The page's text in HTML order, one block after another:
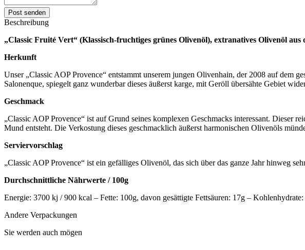
Post senden
Beschreibung
„Classic Fruité Vert“ (Klassisch-fruchtiges grünes Olivenöl), extranatives Olivenöl
Herkunft
Unser „Classic AOP Provence“ entstammt unserem jungen Olivenhain, der 2008 auf dem
Salonenque, spiegelt ganz wunderbar dieses äußerst karge, mit Geröll übersähte Gebiet
Geschmack
„Classic AOP Provence“ ist auf Grund seines komplexen Geschmacks interessant. Dieser
Mund entsteht. Die Verkostung dieses geschmacklich äußerst harmonischen Olivenöls
Serviervorschlag
„Classic AOP Provence“ ist ein gefälliges Olivenöl, das sich über das ganze Jahr hinweg
Durchschnittliche Nährwerte / 100g
Energie: 3700 kj / 900 kcal – Fette: 100g, davon gesättigte Fettsäuren: 17g –
Andere Verpackungen
Sie werden auch mögen